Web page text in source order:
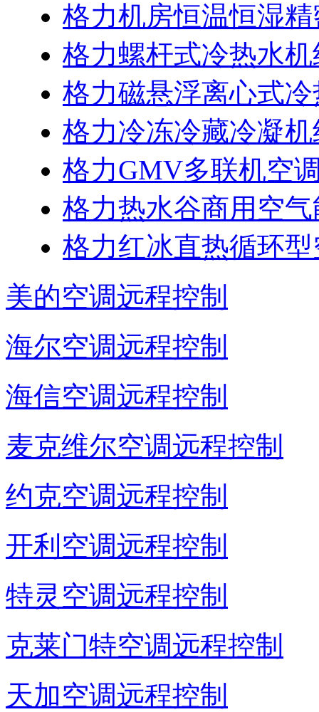
格力机房恒温恒湿
格力螺杆式冷热水
格力磁悬浮离心式
格力冷冻冷藏冷凝
格力GMV多联机空
格力热水谷商用空
格力红冰直热循环
美的空调远程控制
海尔空调远程控制
海信空调远程控制
麦克维尔空调远程控制
约克空调远程控制
开利空调远程控制
特灵空调远程控制
克莱门特空调远程控制
天加空调远程控制